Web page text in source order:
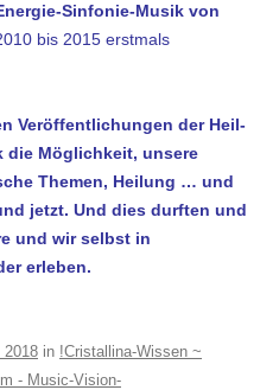
Sinfonie-Musik von
bis 2015 erstmals
Veröffentlichungen der Heil-
die Möglichkeit, unsere
Themen, Heilung … und
jetzt. Und dies durften und
und wir selbst in
erleben.
2018 in !Cristallina-Wissen ~
- Music-Vision-